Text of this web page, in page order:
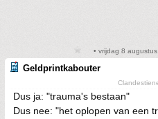
• vrijdag 8
Geldprintkabouter
Dus ja: "trauma's bestaan"
Dus nee: "het oplopen van een